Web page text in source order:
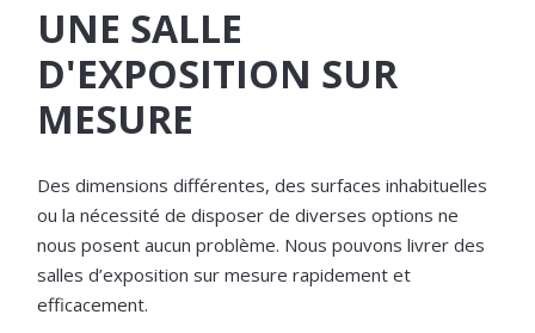
UNE SALLE
D'EXPOSITION SUR
MESURE
Des dimensions différentes, des surfaces inhabituelles
ou la nécessité de disposer de diverses options ne
nous posent aucun problème. Nous pouvons livrer des
salles d’exposition sur mesure rapidement et
efficacement.